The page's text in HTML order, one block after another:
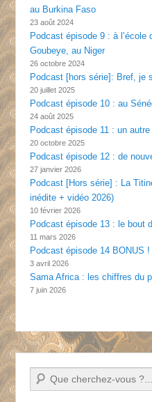
au Burkina Faso
23 août 2024
Podcast épisode 9 : à l’école
Goubeye, au Niger
26 octobre 2024
Podcast [hors série]: Bref, je
20 juillet 2025
Podcast épisode 10 : au
24 août 2025
Podcast épisode 11 : un autre
20 octobre 2025
Podcast épisode 12 : de
27 janvier 2026
Podcast [Hors série] : La
inédite + vidéo 2026)
10 février 2026
Podcast épisode 13 : le bout
11 mars 2026
Podcast épisode 14 BONUS
3 avril 2026
Sama Africa : les chiffres du
7 juin 2026
Recherche